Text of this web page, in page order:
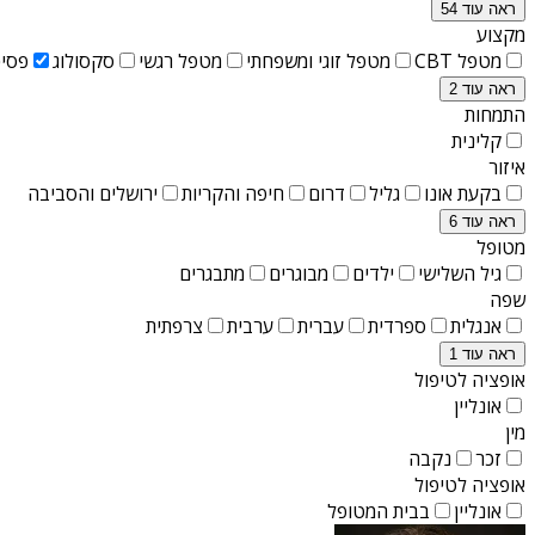
ראה עוד 54
מקצוע
מטפל CBT
מטפל זוגי ומשפחתי מטפל רגשי סקסולוג
ראה עוד 2
התמחות
קלינית
איזור
בקעת אונו
גליל דרום חיפה והקריות ירושלים והסביבה
ראה עוד 6
מטופל
גיל השלישי
ילדים מבוגרים
מתבגרים
שפה
אנגלית
ספרדית עברית ערבית צרפתית
ראה עוד 1
אופציה לטיפול
אונליין
מין
זכר
נקבה
אופציה לטיפול
אונליין
בבית המטופל